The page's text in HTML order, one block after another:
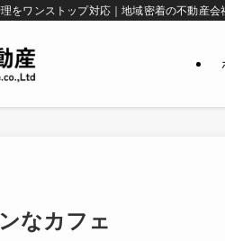
をワンストップ対応｜地域密着の不動産会
なカフェ